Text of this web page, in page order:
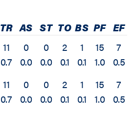
TR AS ST TO BS PF EF
11
0.7
0
0.0
0
0.0
2
0.1
1
0.1
15
1.0
7
0.5
11
0.7
0
0.0
0
0.0
2
0.1
1
0.1
15
1.0
7
0.5